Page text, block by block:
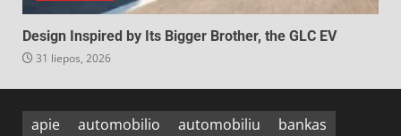
Design Inspired by Its Bigger Brother, the GLC EV
31 liepos, 2026
apie automobilio automobiliu
bankas